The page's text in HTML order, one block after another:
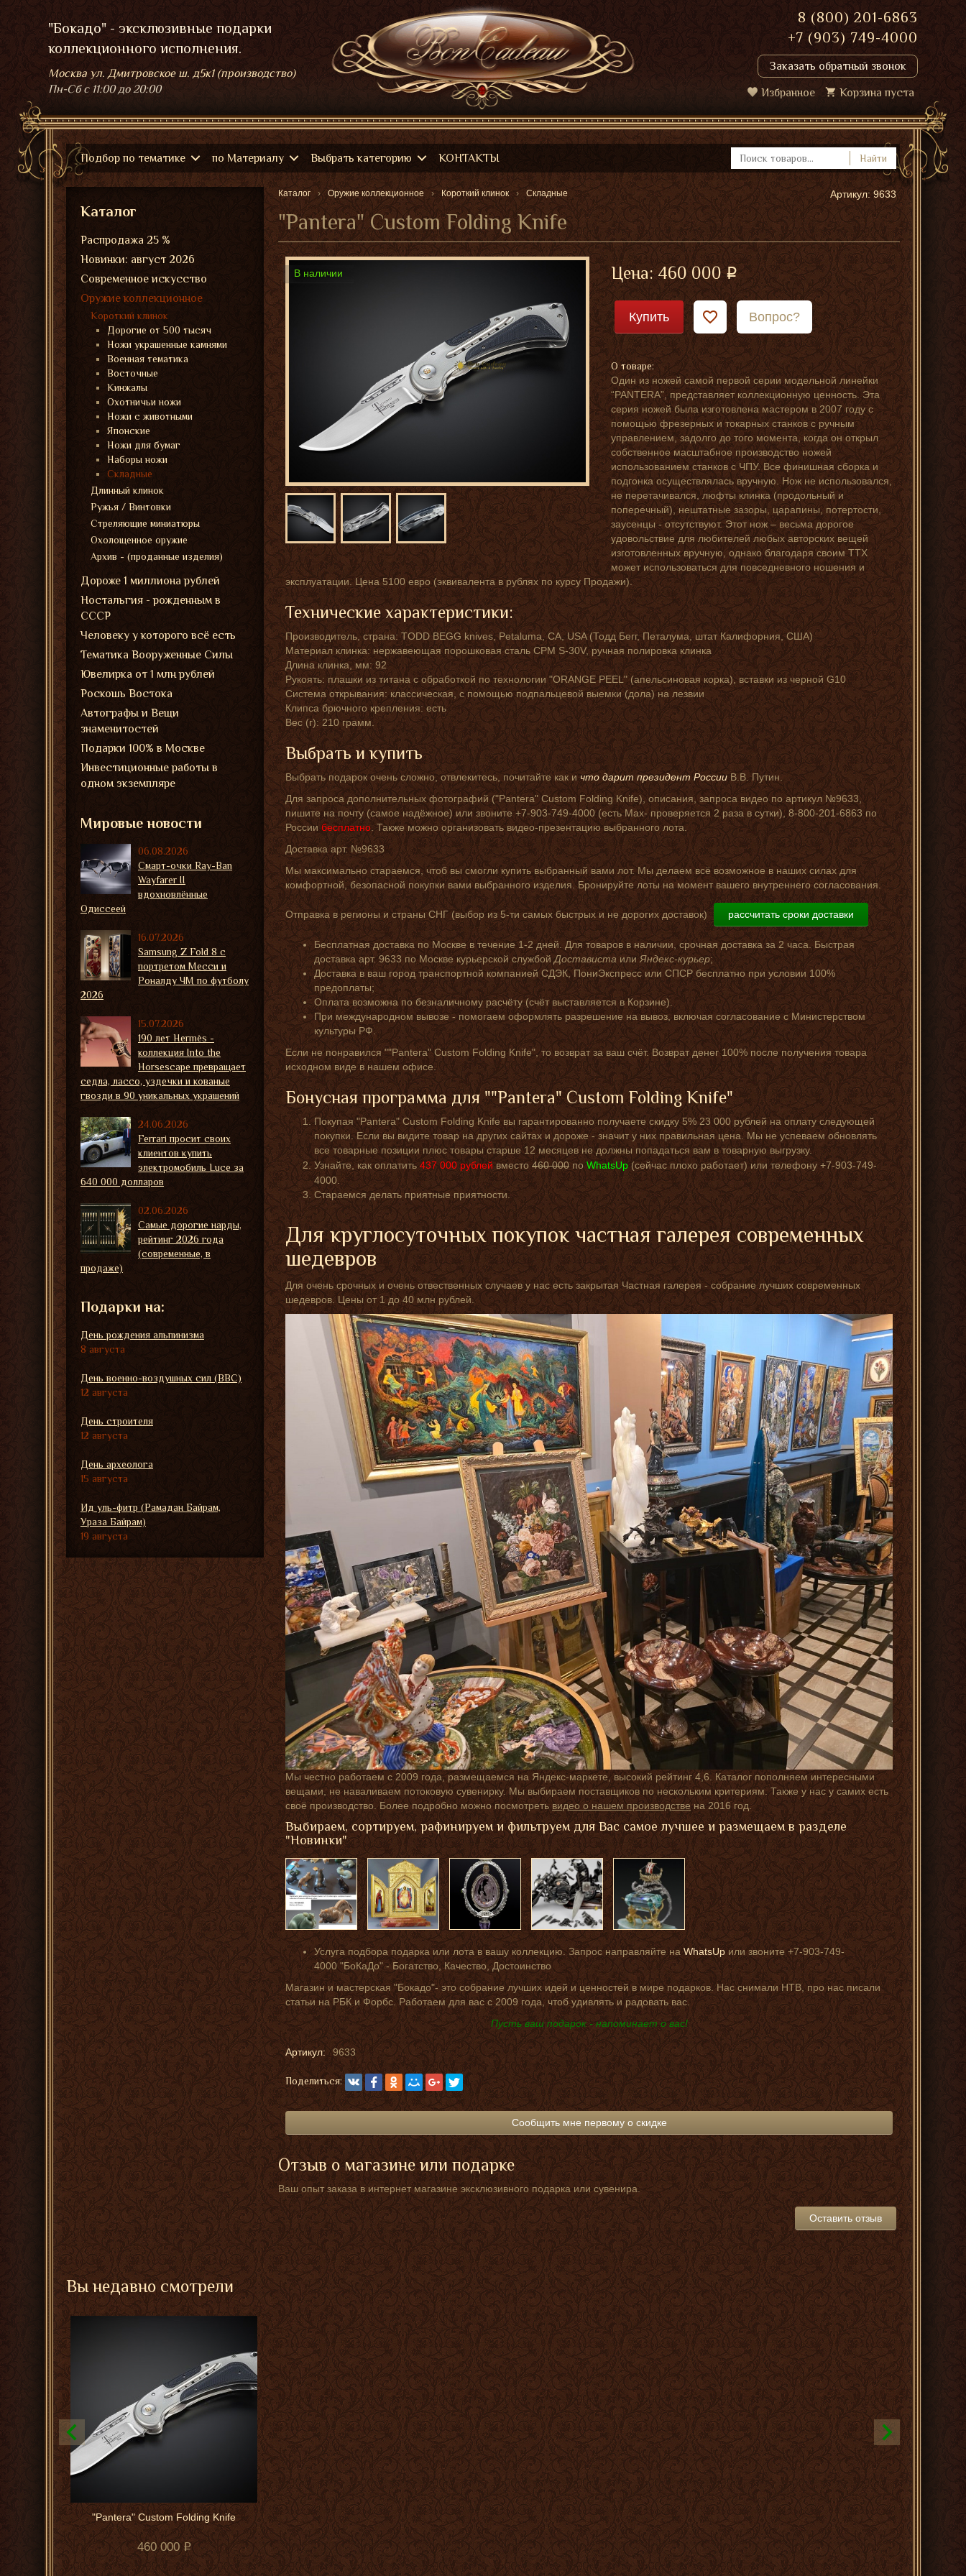
"Бокадо" - эксклюзивные подарки
коллекционного исполнения.
Москва ул. Дмитровское ш. д5к1 (производство)
Пн-Сбс 11:00 до 20:00
8 (800) 201-6863
+7 (903) 749-4000
Заказать обратный звонок
Избранное Корзина пуста
Подбор по тематике по Материалу Выбрать категорию КОНТАКТЫ Найти
Каталог Оружие коллекционное Короткий клинок Складные
"Pantera" Custom Folding Knife
Артикул: 9633
В наличии Цена:460 000
Купить Вопрос?
О товаре:
Один из ножей самой первой серии модельной линейки
“PANTERA”, представляет коллекционную ценность. Эта
серия ножей была изготовлена мастером в 2007 году с
помощью фрезерных и токарных станков с ручным
управлением, задолго до того момента, когда он открыл
собственное масштабное производство ножей
использованием станков с ЧПУ. Все финишная сборка и
подгонка осуществлялась вручную. Нож не использовался,
не перетачивался, люфты клинка (продольный и
поперечный), нештатные зазоры, царапины, потертости,
заусенцы - отсутствуют. Этот нож – весьма дорогое
удовольствие для любителей любых авторских вещей
изготовленных вручную, однако благодаря своим ТТХ
может использоваться для повседневного ношения и
эксплуатации. Цена 5100 евро (эквивалента в рублях по курсу Продажи).
Технические характеристики:
Производитель, страна: TODD BEGG knives, Petaluma, CA, USA (Тодд Бегг, Петалума, штат Калифорния, США)
Материал клинка: нержавеющая порошковая сталь CPM S-30V, ручная полировка клинка
Длина клинка, мм: 92
Рукоять: плашки из титана с обработкой по технологии "ORANGE PEEL" (апельсиновая корка), вставки из черной G10
Система открывания: классическая, с помощью подпальцевой выемки (дола) на лезвии
Клипса брючного крепления: есть
Вес (г): 210 грамм.
Выбрать и купить
Выбрать подарок очень сложно, отвлекитесь, почитайте как ичто дарит президент РоссииВ.В. Путин.
Для запроса дополнительных фотографий ("Pantera" Custom Folding Knife), описания, запроса видео по артикул №9633,
пишите на почту (самое надёжное) или звоните +7-903-749-4000 (есть Мах- проверяется 2 раза в сутки), 8-800-201-6863 по
Россиибесплатно. Также можно организовать видео-презентацию выбранного лота.
Доставка арт. №9633
Мы максимально стараемся, чтоб вы смогли купить выбранный вами лот. Мы делаем всё возможное в наших силах для
комфортной, безопасной покупки вами выбранного изделия. Бронируйте лоты на момент вашего внутреннего согласования.
Отправка в регионы и страны СНГ (выбор из 5-ти самых быстрых и не дорогих доставок) рассчитать сроки доставки
Бесплатная доставка по Москве в течение 1-2 дней. Для товаров в наличии, срочная доставка за 2 часа. Быстрая
доставка арт. 9633 по Москве курьерской службой Достависта илиЯндекс-курьер;
Доставка в ваш город транспортной компанией СДЭК, ПониЭкспресс или СПСР бесплатно при условии 100%
предоплаты;
Оплата возможна по безналичному расчёту (счёт выставляется в Корзине).
При международном вывозе - помогаем оформлять разрешение на вывоз, включая согласование с Министерством
культуры РФ.
Если не понравился ""Pantera" Custom Folding Knife", то возврат за ваш счёт. Возврат денег 100% после получения товара
исходном виде в нашем офисе.
Бонусная программа для ""Pantera" Custom Folding Knife"
Покупая "Pantera" Custom Folding Knife вы гарантированно получаете скидку 5% 23 000 рублей на оплату следующей
покупки. Если вы видите товар на других сайтах и дороже - значит у них правильная цена. Мы не успеваем обновлять
все товарные позиции плюс товары старше 12 месяцев не должны попадаться вам в товарную выгрузку.
Узнайте, как оплатить437 000 рублейвместо 460 000поWhatsUp (сейчас плохо работает) или телефону +7-903-749-
4000.
Стараемся делать приятные приятности.
Для круглосуточных покупок частная галерея современных
шедевров
Для очень срочных и очень отвественных случаев у нас есть закрытая Частная галерея - собрание лучших современных
шедевров. Цены от 1 до 40 млн рублей.
Мы честно работаем с 2009 года, размещаемся на Яндекс-маркете, высокий рейтинг 4,6. Каталог пополняем интересными
вещами, не наваливаем потоковую сувенирку. Мы выбираем поставщиков по нескольким критериям. Также у нас у самих есть
своё производство. Более подробно можно посмотреть видео о нашем производствена 2016 год.
Выбираем, сортируем, рафинируем и фильтруем для Вас самое лучшее и размещаем в разделе
"Новинки"
Услуга подбора подарка или лота в вашу коллекцию. Запрос направляйте наWhatsUpили звоните +7-903-749-
4000 "БоКаДо" - Богатство, Качество, Достоинство
Магазин и мастерская "Бокадо"- это собрание лучших идей и ценностей в мире подарков. Нас снимали НТВ, про нас писали
статьи на РБК и Форбс. Работаем для вас с 2009 года, чтоб удивлять и радовать вас.
Пусть ваш подарок - напоминает о вас!
Артикул: 9633
Поделиться:
Сообщить мне первому о скидке
Отзыв о магазине или подарке
Ваш опыт заказа в интернет магазине эксклюзивного подарка или сувенира.
Оставить отзыв
Каталог
Распродажа 25 %
Новинки: август 2026
Современное искусство
Оружие коллекционное
Короткий клинок
Дорогие от 500 тысяч
Ножи украшенные камнями
Военная тематика
Восточные
Кинжалы
Охотничьи ножи
Ножи с животными
Японские
Ножи для бумаг
Наборы ножи
Складные
Длинный клинок
Ружья / Винтовки
Стреляющие миниатюры
Охолощенное оружие
Архив - (проданные изделия)
Дороже 1 миллиона рублей
Ностальгия - рожденным в
СССР
Человеку у которого всё есть
Тематика Вооруженные Силы
Ювелирка от 1 млн рублей
Роскошь Востока
Автографы и Вещи
знаменитостей
Подарки 100% в Москве
Инвестиционные работы в
одном экземпляре
Мировые новости
06.08.2026
Смарт-очки Ray-Ban
Wayfarer II
вдохновлённые
Одиссеей
16.07.2026
Samsung Z Fold 8 с
портретом Месси и
Роналду ЧМ по футболу
2026
15.07.2026
190 лет Hermès -
коллекция Into the
Horsescape превращает
седла, лассо, уздечки и кованые
гвозди в 90 уникальных украшений
24.06.2026
Ferrari просит своих
клиентов купить
электромобиль Luce за
640 000 долларов
02.06.2026
Самые дорогие нарды,
рейтинг 2026 года
(современные, в
продаже)
Подарки на:
День рождения альпинизма
8 августа
День военно-воздушных сил (ВВС)
12 августа
День строителя
12 августа
День археолога
15 августа
Ид уль-фитр (Рамадан Байрам,
Ураза Байрам)
19 августа
Вы недавно смотрели
"Pantera" Custom Folding Knife
460 000